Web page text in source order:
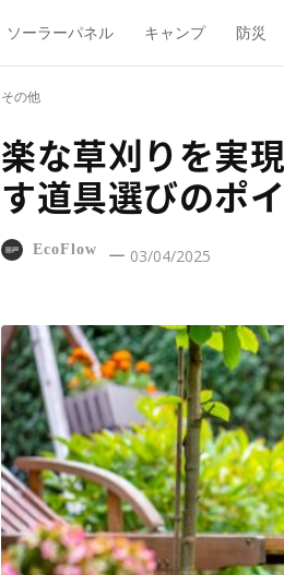
ソーラーパネル キャンプ 防災
その他
楽な草刈りを実
す道具選びのポ
EcoFlow 03/04/2025